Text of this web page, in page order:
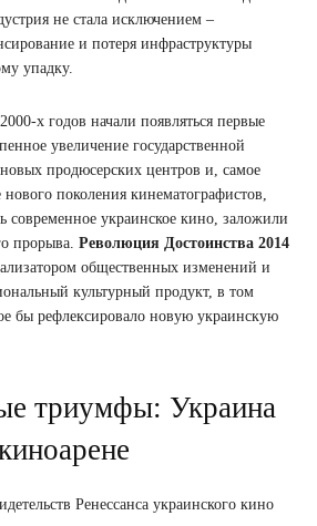
не стала исключением –
и потеря инфраструктуры
упадку.
х годов начали появляться первые
увеличение государственной
продюсерских центров и, самое
поколения кинематографистов,
современное украинское кино, заложили
прорыва. Революция Достоинства 2014
общественных изменений и
культурный продукт, в том
бы рефлексировало новую украинскую
триумфы: Украина
Ренессанса украинского кино